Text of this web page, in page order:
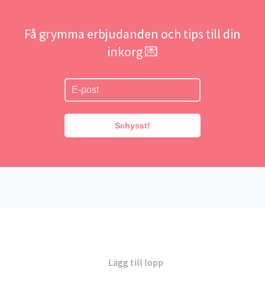
Få grymma erbjudanden och tips till din
inkorg 💌
Schysst!
Lägg till lopp